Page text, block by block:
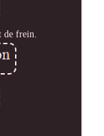
de frein.